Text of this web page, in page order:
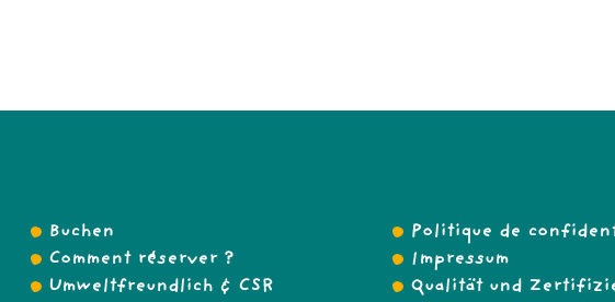
Buchen
Comment réserver ?
Umweltfreundlich & CSR
Politique de
Impressum
Qualität und